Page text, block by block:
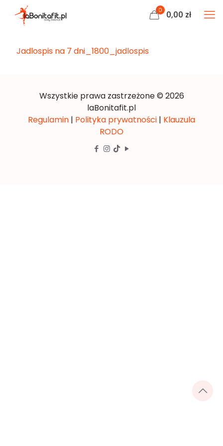
0 0,00 zł
Jadlospis na 7 dni_1800_jadlospis
Wszystkie prawa zastrzeżone © 2026
laBonitafit.pl
Regulamin | Polityka prywatności | Klauzula
RODO